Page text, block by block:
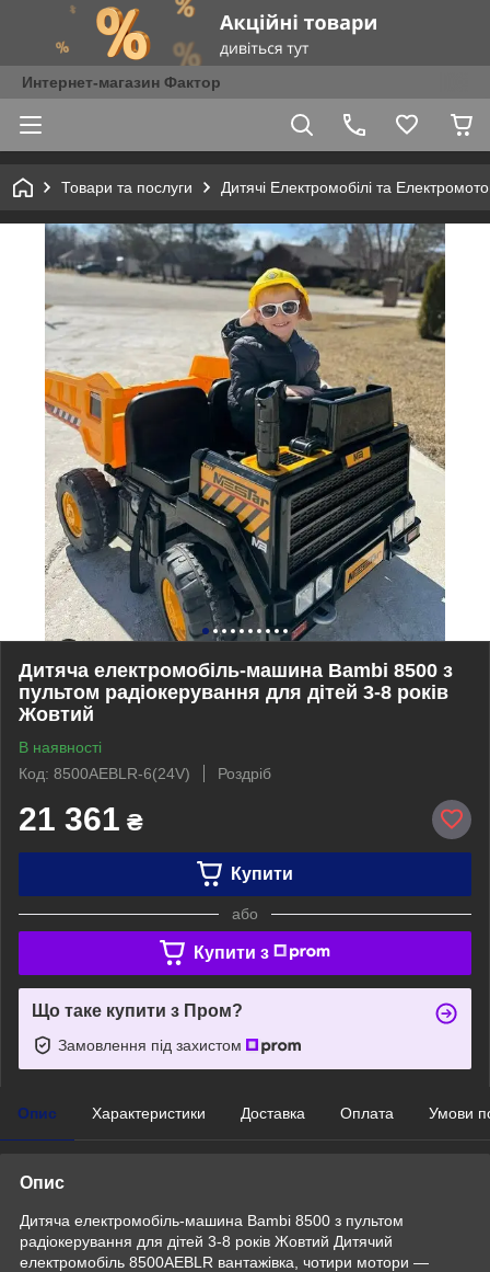
Интернет-магазин Фактор
Товари та послуги Дитячі Електромобілі та
Дитяча електромобіль-машина Bambi 8500 з
пультом радіокерування для дітей 3-8 років
Жовтий
В наявності
Код: 8500AEBLR-6(24V)
Роздріб
21 361 ₴
Купити
або
Купити з
Що таке купити з Пром?
Замовлення під захистом
Опис Характеристики Доставка Оплата Умови
Опис
Дитяча електромобіль-машина Bambi 8500 з пультом
радіокерування для дітей 3-8 років Жовтий Дитячий
електромобіль 8500AEBLR вантажівка, чотири мотори —